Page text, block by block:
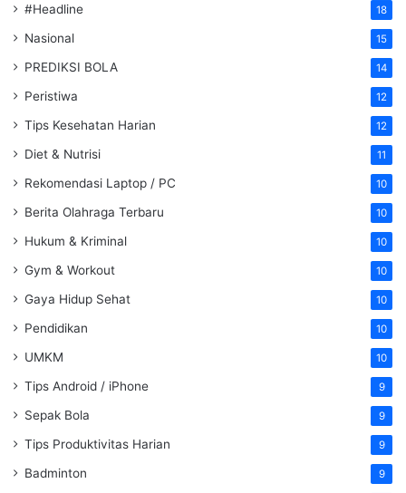
#Headline 18
Nasional 15
PREDIKSI BOLA 14
Peristiwa 12
Tips Kesehatan Harian 12
Diet & Nutrisi 11
Rekomendasi Laptop / PC 10
Berita Olahraga Terbaru 10
Hukum & Kriminal 10
Gym & Workout 10
Gaya Hidup Sehat 10
Pendidikan 10
UMKM 10
Tips Android / iPhone 9
Sepak Bola 9
Tips Produktivitas Harian 9
Badminton 9